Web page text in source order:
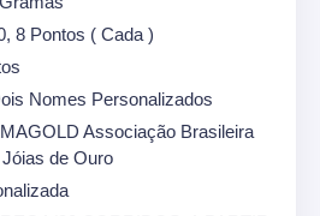
8 Pontos ( Cada )
Nomes Personalizados
Associação Brasileira
de Ouro